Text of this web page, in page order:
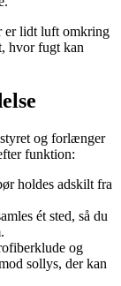
er lidt luft omkring
hvor fugt kan
og forlænger
funktion:
holdes adskilt fra
ét sted, så du
og
sollys, der kan